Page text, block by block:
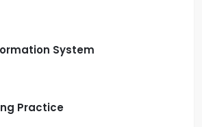
System
Practice